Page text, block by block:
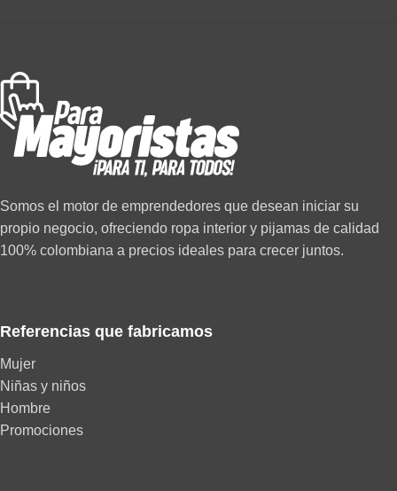
Somos el motor de emprendedores que desean iniciar su
propio negocio, ofreciendo ropa interior y pijamas de calidad
100% colombiana a precios ideales para crecer juntos.
Referencias que fabricamos
Mujer
Niñas y niños
Hombre
Promociones